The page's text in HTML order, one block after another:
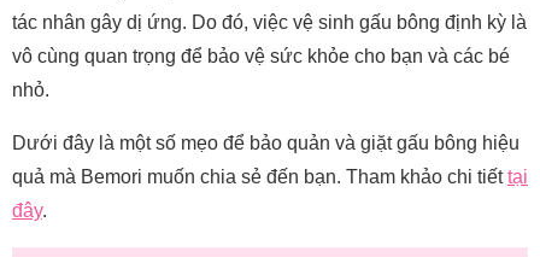
tác nhân gây dị ứng. Do đó, việc vệ sinh gấu bông định kỳ là
vô cùng quan trọng để bảo vệ sức khỏe cho bạn và các bé
nhỏ.
Dưới đây là một số mẹo để bảo quản và giặt gấu bông hiệu
quả mà Bemori muốn chia sẻ đến bạn. Tham khảo chi tiếttại
đây.